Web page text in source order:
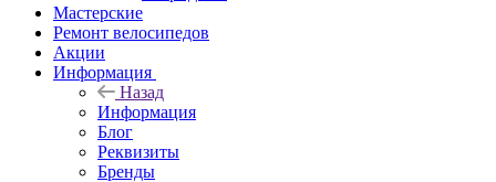
Мастерские
Ремонт велосипедов
Акции
Информация
Назад
Информация
Блог
Реквизиты
Бренды